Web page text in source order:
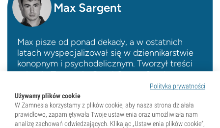
Max Sargent
Max pisze od ponad dekady, a w ostatnich
latach wyspecjalizował się w dziennikarstwie
konopnym i psychodelicznym. Tworzył treści
m.in. dla Zamnesia, Royal Queen Seeds,
Cannaconnection, Gorilla Seeds, MushMagic i
innych marek, dzięki czemu świetnie zna
różne segmenty tej branży.
Przeczytaj pełną biografię
Polityka prywatności
Używamy plików cookie
W Zamnesia korzystamy z plików cookie, aby nasza strona działała
prawidłowo, zapamiętywała Twoje ustawienia oraz umożliwiała nam
analizę zachowań odwiedzających. Klikając „Ustawienia plików cookie”,